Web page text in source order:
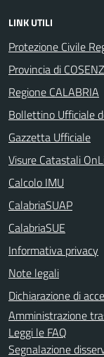
LINK UTILI
Protezione Civile
Provincia di
Regione CALABRIA
Bollettino Ufficiale
Gazzetta Ufficiale
Visure Catastali
Calcolo IMU
CalabriaSUAP
CalabriaSUE
Informativa privacy
Note legali
Dichiarazione di
Amministrazione
Leggi le FAQ
Segnalazione